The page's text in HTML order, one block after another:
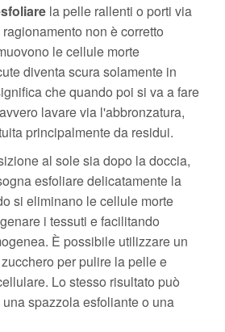
la pelle rallenti o porti via
non è corretto
le cellule morte
diventa scura solamente in
che quando poi si va a fare
lavare via l'abbronzatura,
principalmente da residui.
al sole sia dopo la doccia,
esfoliare delicatamente la
si eliminano le cellule morte
i tessuti e facilitando
È possibile utilizzare un
per pulire la pelle e
Lo stesso risultato può
spazzola esfoliante o una